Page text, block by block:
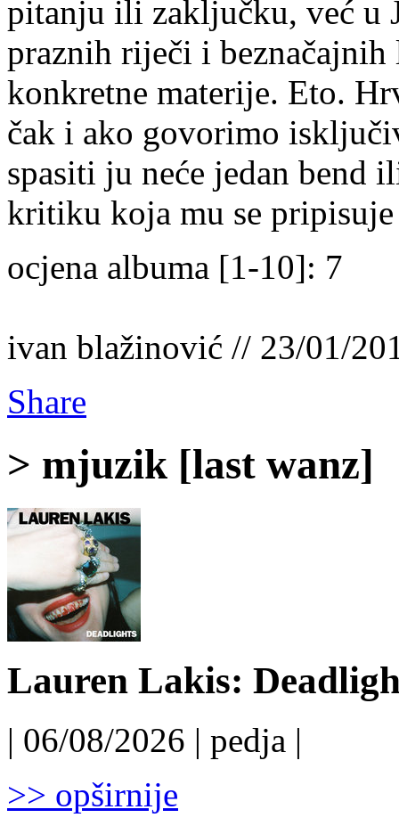
pitanju ili zaključku, već u
praznih riječi i
konkretne materije. Eto.
čak i ako govorimo
spasiti ju neće jedan bend
kritiku koja mu se
ocjena albuma [1-10]: 7
ivan blažinović // 23/01/
Share
> mjuzik [last wanz]
Lauren Lakis:
| 06/08/2026 | pedja |
>> opširnije